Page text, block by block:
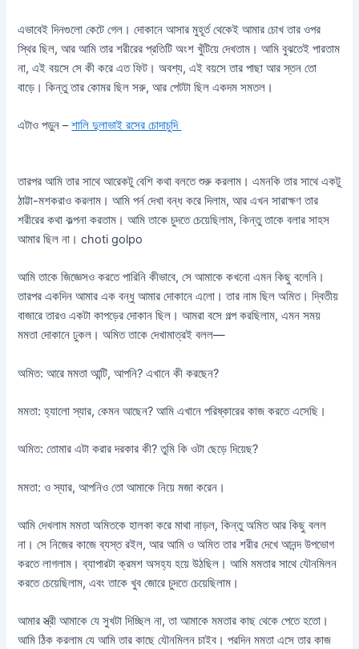
এভাবেই দিনগুলো কেটে গেল। দোকানে আসার মুহূর্ত থেকেই আমার চোখ তার ওপর
স্থির ছিল, আর আমি তার শরীরের প্রতিটি অংশ খুঁটিয়ে দেখতাম। আমি বুঝতেই পারতাম
না, এই বয়সে সে কী করে এত ফিট। অবশ্য, এই বয়সে তার পাছা আর স্তন তো
বাড়ে। কিন্তু তার কোমর ছিল সরু, আর পেটটা ছিল একদম সমতল।
এটাও পড়ুন –শালি দুলাভাই রসের চোদাচুদি
তারপর আমি তার সাথে আরেকটু বেশি কথা বলতে শুরু করলাম। এমনকি তার সাথে একটু
ঠাট্টা-মশকরাও করলাম। আমি পর্ন দেখা বন্ধ করে দিলাম, আর এখন সারাক্ষণ তার
শরীরের কথা কল্পনা করতাম। আমি তাকে চুদতে চেয়েছিলাম, কিন্তু তাকে বলার সাহস
আমার ছিল না। choti golpo
আমি তাকে জিজ্ঞেসও করতে পারিনি কীভাবে, সে আমাকে কখনো এমন কিছু বলেনি।
তারপর একদিন আমার এক বন্ধু আমার দোকানে এলো। তার নাম ছিল অমিত। দ্বিতীয়
বাজারে তারও একটা কাপড়ের দোকান ছিল। আমরা বসে গল্প করছিলাম, এমন সময়
মমতা দোকানে ঢুকল। অমিত তাকে দেখামাত্রই বলল—
অমিত: আরে মমতা আন্টি, আপনি? এখানে কী করছেন?
মমতা: হ্যালো স্যার, কেমন আছেন? আমি এখানে পরিষ্কারের কাজ করতে এসেছি।
অমিত: তোমার এটা করার দরকার কী? তুমি কি ওটা ছেড়ে দিয়েছ?
মমতা: ও স্যার, আপনিও তো আমাকে নিয়ে মজা করেন।
আমি দেখলাম মমতা অমিতকে হালকা করে মাথা নাড়ল, কিন্তু অমিত আর কিছু বলল
না। সে নিজের কাজে ব্যস্ত রইল, আর আমি ও অমিত তার শরীর দেখে আনন্দ উপভোগ
করতে লাগলাম। ব্যাপারটা ক্রমশ অসহ্য হয়ে উঠছিল। আমি মমতার সাথে যৌনমিলন
করতে চেয়েছিলাম, এবং তাকে খুব জোরে চুদতে চেয়েছিলাম।
আমার স্ত্রী আমাকে যে সুখটা দিচ্ছিল না, তা আমাকে মমতার কাছ থেকে পেতে হতো।
আমি ঠিক করলাম যে আমি তার কাছে যৌনমিলন চাইব। পরদিন মমতা এসে তার কাজ